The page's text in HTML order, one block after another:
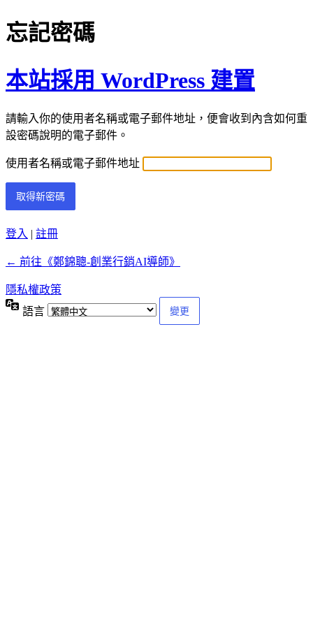
忘記密碼
本站採用 WordPress 建置
請輸入你的使用者名稱或電子郵件地址，便會收到內含如何重
設密碼說明的電子郵件。
使用者名稱或電子郵件地址
登入 | 註冊
← 前往《鄭錦聰-創業行銷AI導師》
隱私權政策
語言